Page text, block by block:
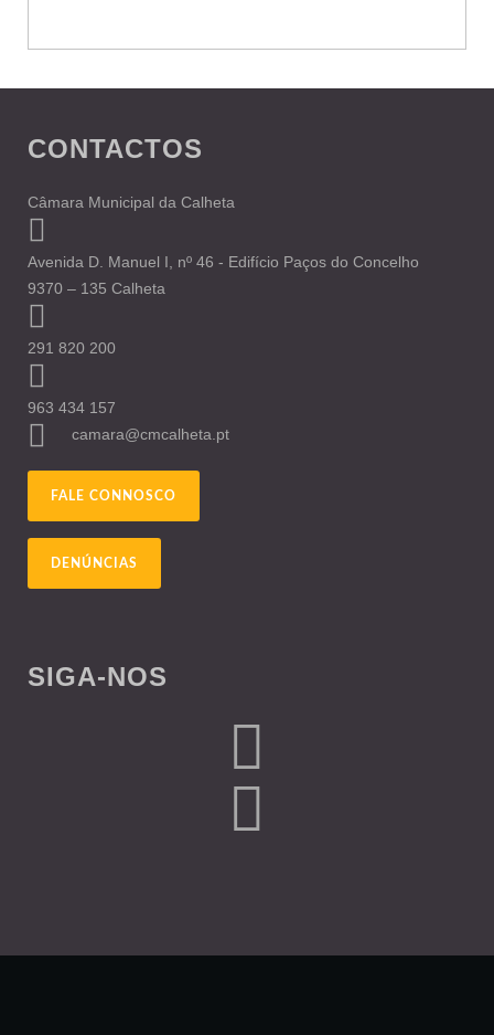
CONTACTOS
Câmara Municipal da Calheta
Avenida D. Manuel I, nº 46 - Edifício Paços do Concelho
9370 – 135 Calheta
291 820 200
963 434 157
camara@cmcalheta.pt
FALE CONNOSCO
DENÚNCIAS
SIGA-NOS